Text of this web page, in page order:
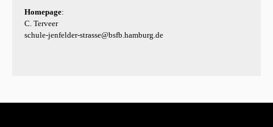
Homepage:
C. Terveer
schule-jenfelder-strasse@bsfb.hamburg.de